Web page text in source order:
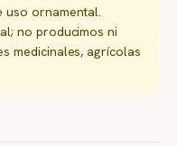
uso ornamental.
no producimos ni
medicinales, agrícolas